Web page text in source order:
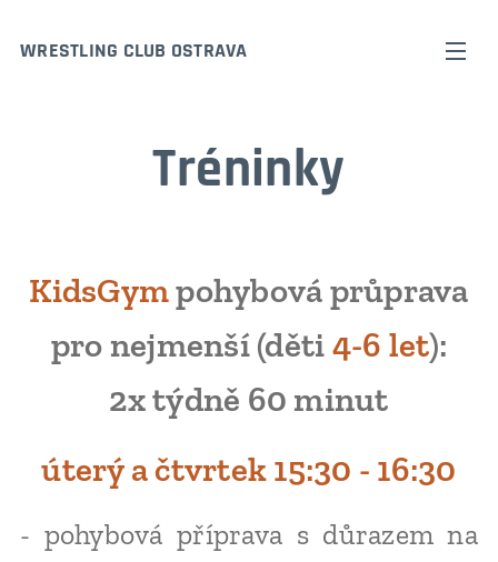
WRESTLING CLUB OSTRAVA
Tréninky
KidsGympohybová průprava
pro nejmenší (děti4-6 let):
2x týdně 60 minut
úterý a čtvrtek 15:30 - 16:30
- pohybová příprava s důrazem na